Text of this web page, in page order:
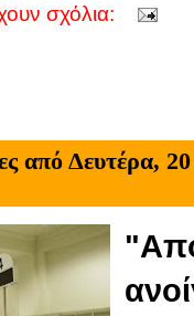
σχόλια:
από Δευτέρα,